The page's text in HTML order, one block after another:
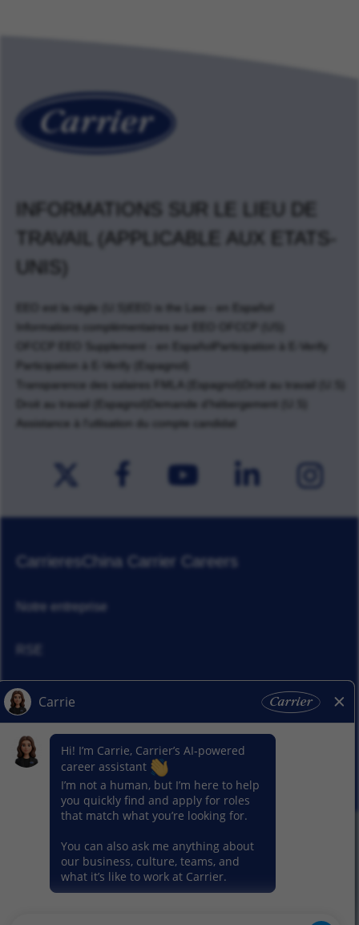
INFORMATIONS SUR LE LIEU DE
TRAVAIL (APPLICABLE AUX ETATS-
UNIS)
EEO est la règle (U.S)
EEO is the Law - en Español
Informations complémentaires sur EEO OFCCP (US)
OFCCP EEO Supplement - en Español
Participation à E-Verify
Participation à E-Verify (Espagnol)
Transparence des salaires FMLA (Espagnol)
Droit au travail (U.S)
Droit au travail (Espagnol)
Demande d'hébergement (U.S)
Assistance à l'utlisation du compte candidat
CarrieresChina Carrier Careers
Notre entreprise
Actualités
Nos activitiés
© 2026 Carrier. Tous droits réservés
Notice sur la protection des données
Conditions d'utilisation